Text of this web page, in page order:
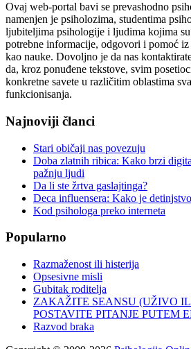
Ovaj web-portal bavi se prevashodno
namenjen je psiholozima, studentima
ljubiteljima psihologije i ljudima kojima
potrebne informacije, odgovori i pomoć
kao nauke. Dovoljno je da nas
da, kroz ponuđene tekstove, svim
konkretne savete u različitim oblastima
funkcionisanja.
Najnoviji članci
Stari običaji nas povezuju
Doba zlatnih ribica: Kako brzi
pažnju ljudi
Da li ste žrtva gaslajtinga?
Deca influensera: Kako je
Kod psihologa preko interneta
Popularno
Razmaženost ili histerija
Opsesivne misli
Gubitak roditelja
ZAKAŽITE SEANSU (UŽIVO
POSTAVITE PITANJE PUTEM
Razvod braka